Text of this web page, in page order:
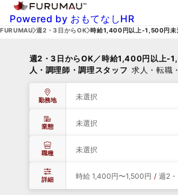
Powered by おもてなしHR
FURUMAU 週2・3日からOK 時給1,400円以上-1,500円未
週2・3日からOK／時給1,400円以上-
人・調理師・調理スタッフ 求人・転職
勤務地 未選択
業態 未選択
職種 未選択
詳細 時給 1,400円〜1,500円 / 週2